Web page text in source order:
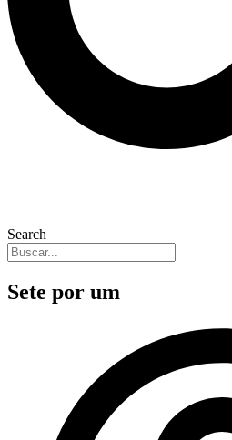
Search
Sete por um